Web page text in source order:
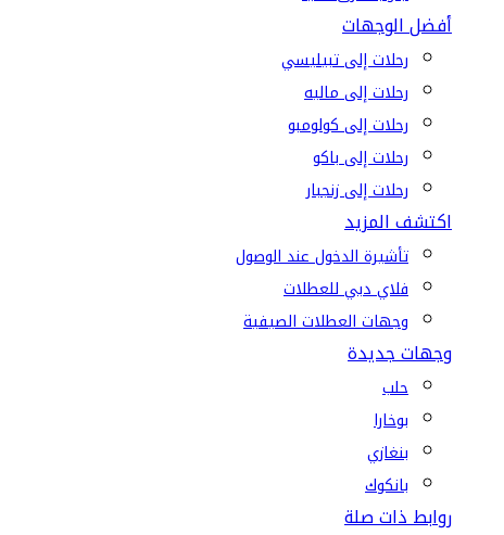
أفضل الوجهات
رحلات إلى تبيليسي
رحلات إلى ماليه
رحلات إلى كولومبو
رحلات إلى باكو
رحلات إلى زنجبار
اكتشف المزيد
تأشيرة الدخول عند الوصول
فلاي دبي للعطلات
وجهات العطلات الصيفية
وجهات جديدة
حلب
بوخارا
بنغازي
بانكوك
روابط ذات صلة